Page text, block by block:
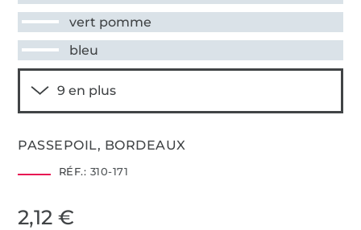
vert pomme
bleu
PASSEPOIL, BORDEAUX
RÉF.: 310-171
2,12 €